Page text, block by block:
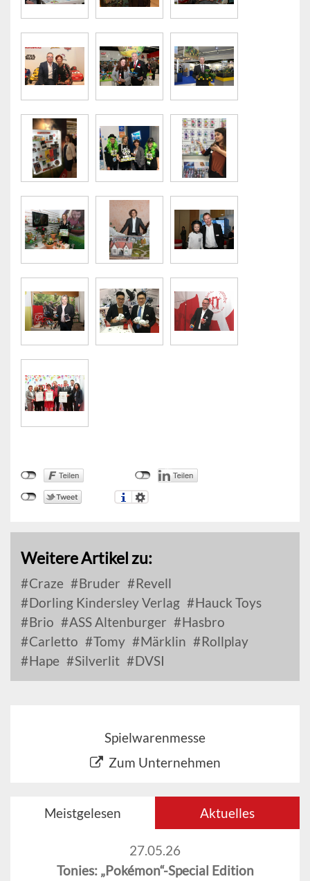
Weitere Artikel zu:
Craze Bruder
Revell
Dorling Kindersley Verlag
Hauck Toys
Brio
ASS Altenburger
Hasbro
Carletto
Tomy Märklin
Rollplay
Hape
Silverlit DVSI
Spielwarenmesse
Zum Unternehmen
Meistgelesen Aktuelles
27.05.26
Tonies: „Pokémon“-Special Edition